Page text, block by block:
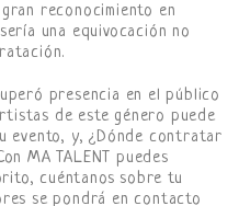
reconocimiento en
una equivocación no
presencia en el público
de este género puede
evento, y, ¿Dónde contratar
MA TALENT puedes
cuéntanos sobre tu
se pondrá en contacto